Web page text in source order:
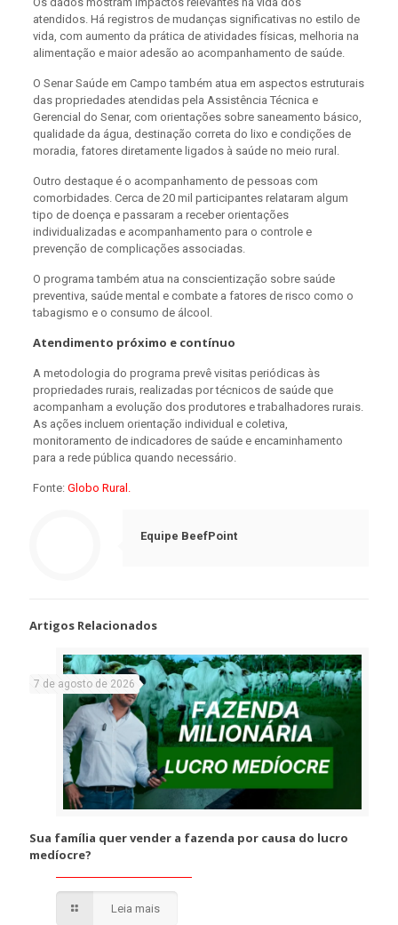
atendidos. Há registros de mudanças significativas no estilo de
vida, com aumento da prática de atividades físicas, melhoria na
alimentação e maior adesão ao acompanhamento de saúde.
O Senar Saúde em Campo também atua em aspectos estruturais
das propriedades atendidas pela Assistência Técnica e
Gerencial do Senar, com orientações sobre saneamento básico,
qualidade da água, destinação correta do lixo e condições de
moradia, fatores diretamente ligados à saúde no meio rural.
Outro destaque é o acompanhamento de pessoas com
comorbidades. Cerca de 20 mil participantes relataram algum
tipo de doença e passaram a receber orientações
individualizadas e acompanhamento para o controle e
prevenção de complicações associadas.
O programa também atua na conscientização sobre saúde
preventiva, saúde mental e combate a fatores de risco como o
tabagismo e o consumo de álcool.
Atendimento próximo e contínuo
A metodologia do programa prevê visitas periódicas às
propriedades rurais, realizadas por técnicos de saúde que
acompanham a evolução dos produtores e trabalhadores rurais.
As ações incluem orientação individual e coletiva,
monitoramento de indicadores de saúde e encaminhamento
para a rede pública quando necessário.
Fonte: Globo Rural.
Equipe BeefPoint
Artigos Relacionados
7 de agosto de 2026
Sua família quer vender a fazenda por causa do lucro
medíocre?
Leia mais